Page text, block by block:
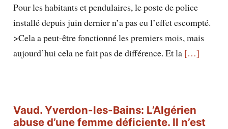
Pour les habitants et pendulaires, le poste de police
installé depuis juin dernier n’a pas eu l’effet escompté.
>Cela a peut-être fonctionné les premiers mois, mais
aujourd’hui cela ne fait pas de différence. Et la […]
Vaud. Yverdon-les-Bains: L’Algérien
abuse d’une femme déficiente. Il n’est